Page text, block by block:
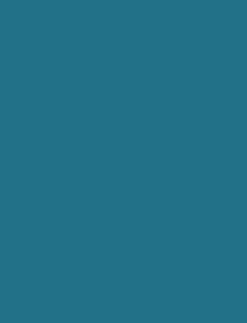
ao longo das décadas de 1970 e 1980 que
Uma questão instigante para Hall, e que
das classes populares e trabalhadoras mesmo
Para ele, a emergência do thatcherismo
passou a fazer anos depois) significava uma
que não poderia ser compreendida apenas
efetivamente a construção de um novo
articulação entre discursos de livre mercado
patriarcado e ordem – o que aponta
é até hoje uma referência
e para o português em 2008,
nos anos de 1978-1979. Nestas
o surgimento do poder neoliberal como um
difere do liberalismo clássico, antagoniza com o
nome de certa concepção de liberdade. O
precoce e perspicaz que faz de duas
da Escola de Chicago, especialmente a